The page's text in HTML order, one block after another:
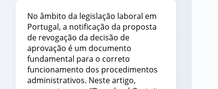
No âmbito da legislação laboral em
Portugal, a notificação da proposta
de revogação da decisão de
aprovação é um documento
fundamental para o correto
funcionamento dos procedimentos
administrativos. Neste artigo,